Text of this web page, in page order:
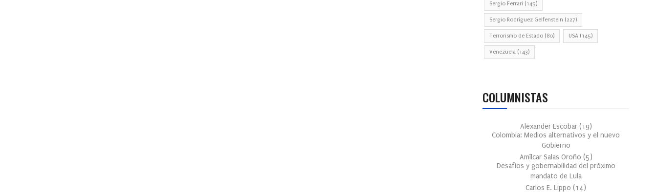
Sergio Ferrari (145)
Sergio Rodríguez Gelfenstein (227)
Terrorismo de Estado (80) USA (145)
Venezuela (143)
COLUMNISTAS
Alexander Escobar (19)
Colombia: Medios alternativos y el nuevo
Gobierno
Amílcar Salas Oroño (5)
Desafíos y gobernabilidad del próximo
mandato de Lula
Carlos E. Lippo (14)